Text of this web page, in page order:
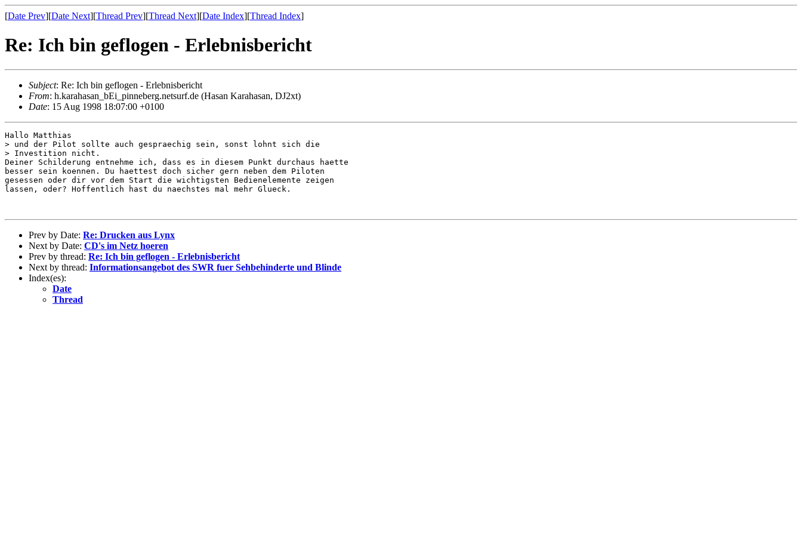
[Date Prev][Date Next][Thread Prev][Thread Next][Date Index][Thread Index]
Re: Ich bin geflogen - Erlebnisbericht
Subject: Re: Ich bin geflogen - Erlebnisbericht
From: h.karahasan_bEi_pinneberg.netsurf.de (Hasan Karahasan, DJ2xt)
Date: 15 Aug 1998 18:07:00 +0100
Hallo Matthias
> und der Pilot sollte auch gespraechig sein, sonst lohnt sich die
> Investition nicht.
Deiner Schilderung entnehme ich, dass es in diesem Punkt durchaus haette
besser sein koennen. Du haettest doch sicher gern neben dem Piloten
gesessen oder dir vor dem Start die wichtigsten Bedienelemente zeigen
lassen, oder? Hoffentlich hast du naechstes mal mehr Glueck.
Prev by Date: Re: Drucken aus Lynx
Next by Date: CD's im Netz hoeren
Prev by thread: Re: Ich bin geflogen - Erlebnisbericht
Next by thread: Informationsangebot des SWR fuer Sehbehinderte und Blinde
Index(es):
Date
Thread